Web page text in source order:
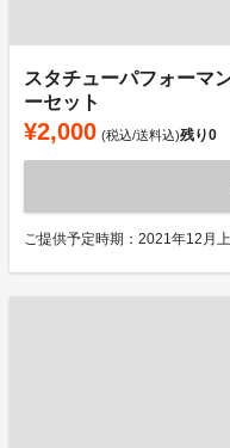
スタチューパフォーマ
ーセット
¥2,000 (税込/送料込)残り0
ご提供予定時期：2021年12月